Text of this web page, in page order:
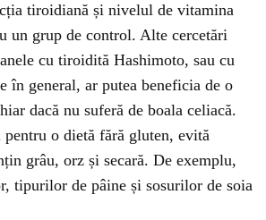
tiroidiană și nivelul de vitamina
un grup de control. Alte cercetări
cu tiroidită Hashimoto, sau cu
în general, ar putea beneficia de o
dacă nu suferă de boala celiacă.
o dietă fără gluten, evită
grâu, orz și secară. De exemplu,
tipurilor de pâine și sosurilor de soia